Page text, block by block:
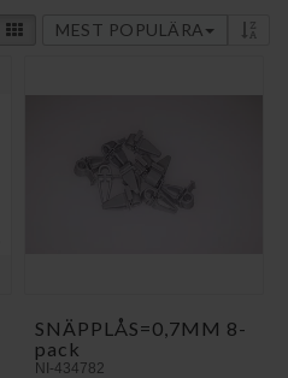
MEST POPULÄRA
SNÄPPLÅS=0,7MM 8-
pack
NI-434782